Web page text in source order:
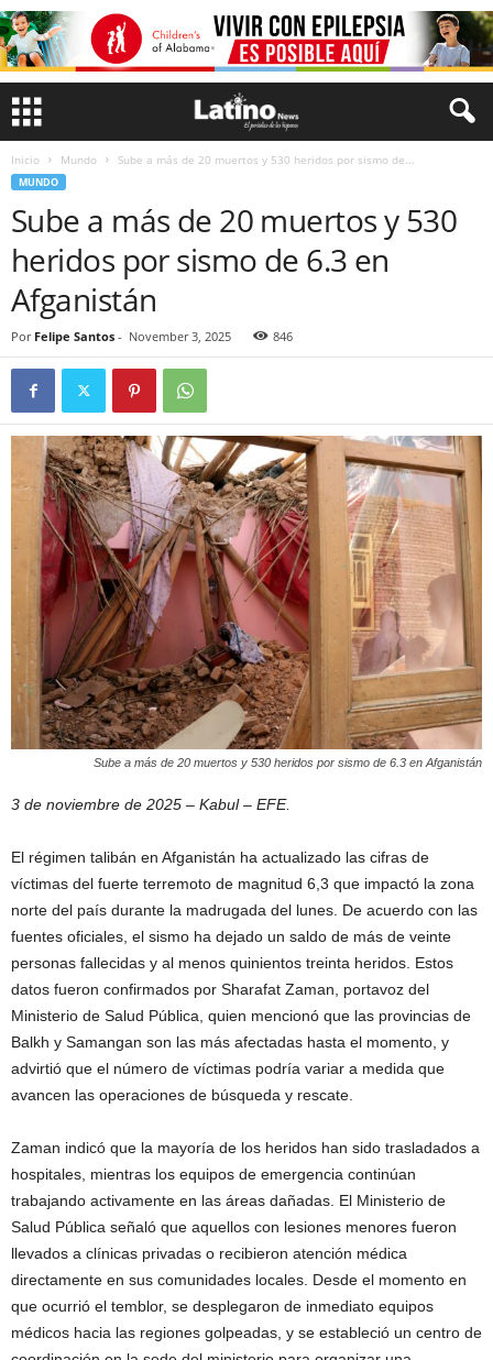
Inicio Mundo Sube a más de 20 muertos y 530 heridos por sismo de...
MUNDO
Sube a más de 20 muertos y 530
heridos por sismo de 6.3 en
Afganistán
Por Felipe Santos - November 3, 2025 846
Sube a más de 20 muertos y 530 heridos por sismo de 6.3 en Afganistán
3 de noviembre de 2025 – Kabul – EFE.
El régimen talibán en Afganistán ha actualizado las cifras de
víctimas del fuerte terremoto de magnitud 6,3 que impactó la zona
norte del país durante la madrugada del lunes. De acuerdo con las
fuentes oficiales, el sismo ha dejado un saldo de más de veinte
personas fallecidas y al menos quinientos treinta heridos. Estos
datos fueron confirmados por Sharafat Zaman, portavoz del
Ministerio de Salud Pública, quien mencionó que las provincias de
Balkh y Samangan son las más afectadas hasta el momento, y
advirtió que el número de víctimas podría variar a medida que
avancen las operaciones de búsqueda y rescate.
Zaman indicó que la mayoría de los heridos han sido trasladados a
hospitales, mientras los equipos de emergencia continúan
trabajando activamente en las áreas dañadas. El Ministerio de
Salud Pública señaló que aquellos con lesiones menores fueron
llevados a clínicas privadas o recibieron atención médica
directamente en sus comunidades locales. Desde el momento en
que ocurrió el temblor, se desplegaron de inmediato equipos
médicos hacia las regiones golpeadas, y se estableció un centro de